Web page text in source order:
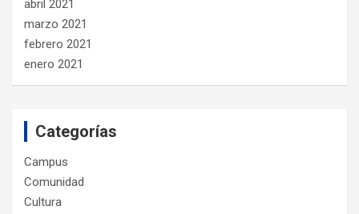
abril 2021
marzo 2021
febrero 2021
enero 2021
Categorías
Campus
Comunidad
Cultura